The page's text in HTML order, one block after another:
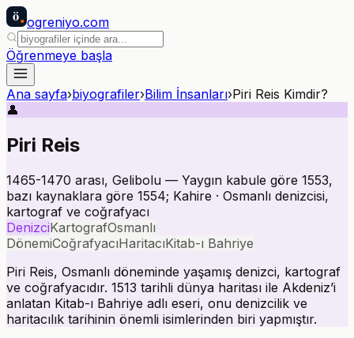
ö ogreniyo.com
Öğrenmeye başla
Ana sayfa›biyografiler›Bilim İnsanları›Piri Reis Kimdir?
👤
Piri Reis
1465-1470 arası, Gelibolu — Yaygın kabule göre 1553,
bazı kaynaklara göre 1554; Kahire · Osmanlı denizcisi,
kartograf ve coğrafyacı
DenizciKartografOsmanlı
DönemiCoğrafyacıHaritacıKitab-ı Bahriye
Piri Reis, Osmanlı döneminde yaşamış denizci, kartograf
ve coğrafyacıdır. 1513 tarihli dünya haritası ile Akdeniz’i
anlatan Kitab-ı Bahriye adlı eseri, onu denizcilik ve
haritacılık tarihinin önemli isimlerinden biri yapmıştır.